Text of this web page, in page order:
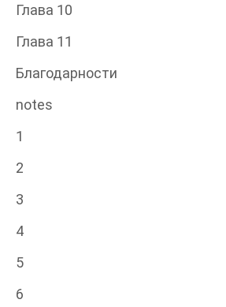
Глава 10
Глава 11
Благодарности
notes
1
2
3
4
5
6